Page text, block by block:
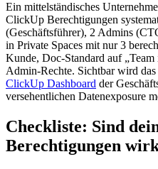
Ein mittelständisches
ClickUp Berechtigungen
(Geschäftsführer), 2 Admins
in Private Spaces mit nur 3
Kunde, Doc-Standard auf „Team
Admin-Rechte. Sichtbar wird
ClickUp Dashboard der
versehentlichen Datenexposure
Checkliste: Sind
Berechtigungen